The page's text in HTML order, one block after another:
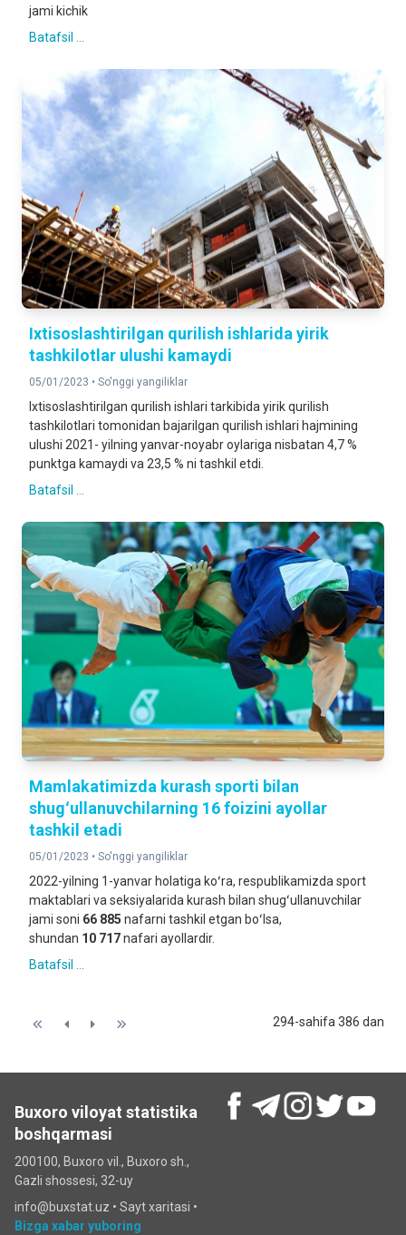
jami kichik
Batafsil ...
Ixtisoslashtirilgan qurilish ishlarida yirik
tashkilotlar ulushi kamaydi
05/01/2023 • So'nggi yangiliklar
Ixtisoslashtirilgan qurilish ishlari tarkibida yirik qurilish
tashkilotlari tomonidan bajarilgan qurilish ishlari hajmining
ulushi 2021- yilning yanvar-noyabr oylariga nisbatan 4,7 %
punktga kamaydi va 23,5 % ni tashkil etdi.
Batafsil ...
Mamlakatimizda kurash sporti bilan
shugʻullanuvchilarning 16 foizini ayollar
tashkil etadi
05/01/2023 • So'nggi yangiliklar
2022-yilning 1-yanvar holatiga koʻra, respublikamizda sport
maktablari va seksiyalarida kurash bilan shugʻullanuvchilar
jami soni 66 885 nafarni tashkil etgan boʻlsa,
shundan 10 717nafari ayollardir.
Batafsil ...
294-sahifa 386 dan
Buxoro viloyat statistika
boshqarmasi
200100, Buxoro vil., Buxoro sh.,
Gazli shossesi, 32-uy
info@buxstat.uz • Sayt xaritasi •
Bizga xabar yuboring